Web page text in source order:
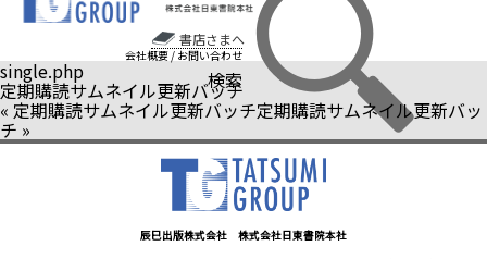
書店さまへ
会社概要 / お問い合わせ
検索
single.php
定期購読サムネイル更新バッチ
« 定期購読サムネイル更新バッチ定期購読サムネイル更新バッ
チ »
辰巳出版株式会社 株式会社日東書院本社